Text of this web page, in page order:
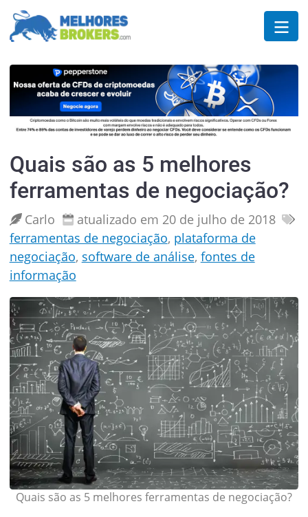
Quais são as 5 melhores
ferramentas de negociação?
Carlo
atualizado em 20 de julho de 2018
ferramentas de negociação, plataforma de
negociação, software de análise, fontes de
informação
Quais são as 5 melhores ferramentas de negociação?